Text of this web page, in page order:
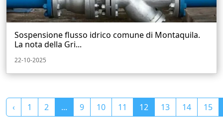
Sospensione flusso idrico comune di Montaquila.
La nota della Gri...
22-10-2025
‹ 1 2 ... 9 10 11 12 13 14 15